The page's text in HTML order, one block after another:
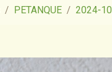
PETANQUE 2024-10